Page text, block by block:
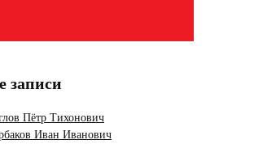
записи
Пётр Тихонович
Иван Иванович